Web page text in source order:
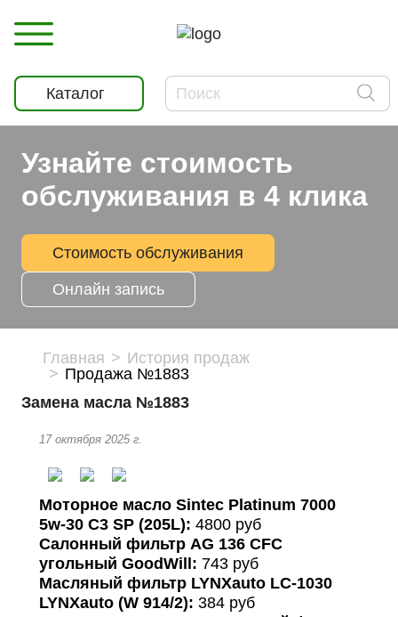
Каталог
Узнайте стоимость
обслуживания в 4 клика
Стоимость обслуживания
Онлайн запись
Главная
История продаж
Продажа №1883
Замена масла №1883
17 октября 2025 г.
Моторное масло Sintec Platinum 7000
5w-30 C3 SP (205L): 4800 руб
Салонный фильтр AG 136 CFC
угольный GoodWill: 743 руб
Масляный фильтр LYNXauto LC-1030
LYNXauto (W 914/2): 384 руб